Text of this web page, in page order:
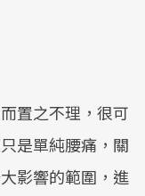
置之不理，很可
是單純腰痛，關
影響的範圍，進